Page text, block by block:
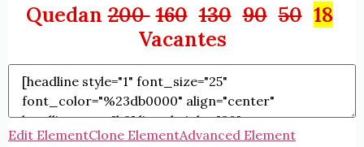
Quedan200 160 130 90 50 18
Vacantes
Edit ElementClone ElementAdvanced Element